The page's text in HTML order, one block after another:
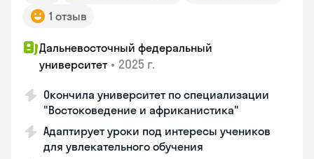
1 отзыв
Дальневосточный федеральный
университет • 2025 г.
Окончила университет по специализации
"Востоковедение и африканистика"
Адаптирует уроки под интересы учеников
для увлекательного обучения